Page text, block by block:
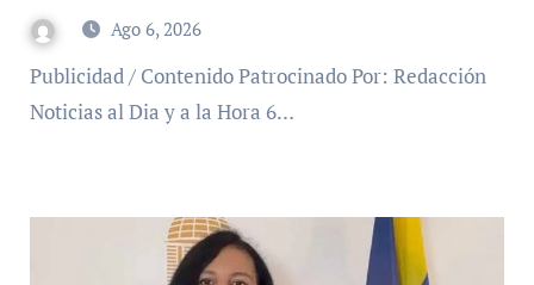
Ago 6, 2026
Publicidad / Contenido Patrocinado Por: Redacción
Noticias al Dia y a la Hora 6…